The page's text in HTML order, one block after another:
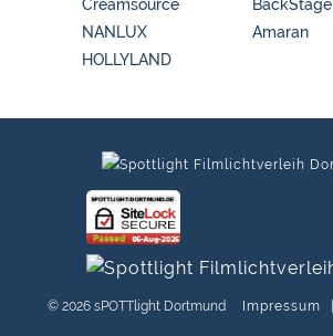
Creamsource
NANLUX
HOLLYLAND
BackStage
Amaran
© 2026 sPOTTlight Dortmund Impressum